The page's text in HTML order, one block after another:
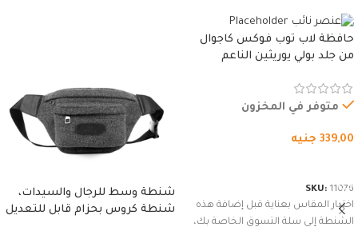
حافظة لاب توب فوكس كاجوال
من جلد بولي يوريثين الناعم
وسوستة.
متوفر في المخزون
339,00 جنيه
SKU: 11076
اختيار المقاس بعناية قبل إضافة هذه
الشنطة إلى سلة التسوق الخاصة بك،
شنطة وسط للرجال والسيدات،
شنطة كروس بحزام قابل للتعديل